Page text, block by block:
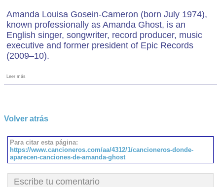
Amanda Louisa Gosein-Cameron (born July 1974),
known professionally as Amanda Ghost, is an
English singer, songwriter, record producer, music
executive and former president of Epic Records
(2009–10).
Leer más
Volver atrás
Para citar esta página:
https://www.cancioneros.com/aa/4312/1/cancioneros-donde-
aparecen-canciones-de-amanda-ghost
Escribe tu comentario